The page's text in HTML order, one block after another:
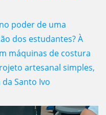
poder de uma
dos estudantes? À
máquinas de costura
artesanal simples,
Santo Ivo